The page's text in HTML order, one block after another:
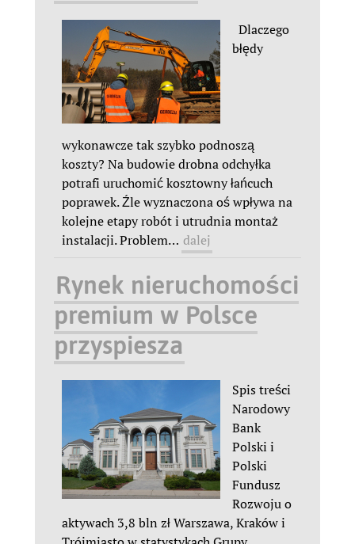
Dlaczego
błędy
wykonawcze tak szybko podnoszą
koszty? Na budowie drobna odchyłka
potrafi uruchomić kosztowny łańcuch
poprawek. Źle wyznaczona oś wpływa na
kolejne etapy robót i utrudnia montaż
instalacji. Problem… dalej
Rynek nieruchomości
premium w Polsce
przyspiesza
Spis treści
Narodowy
Bank
Polski i
Polski
Fundusz
Rozwoju o
aktywach 3,8 bln zł Warszawa, Kraków i